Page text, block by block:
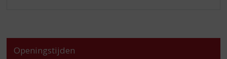
Openingstijden